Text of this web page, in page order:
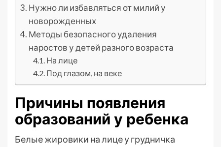
Нужно ли избавляться от милий у
новорожденных
Методы безопасного удаления
наростов у детей разного возраста
На лице
Под глазом, на веке
Причины появления
образований у ребенка
Белые жировики на лице у грудничка